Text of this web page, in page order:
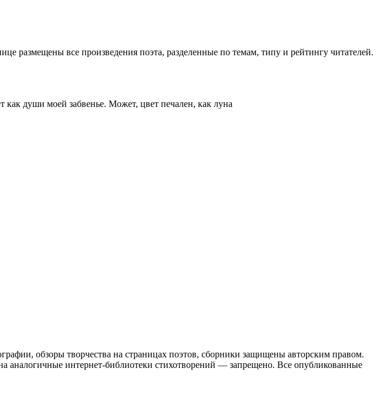
размещены все произведения поэта, разделенные по темам, типу и рейтингу читателей.
как души моей забвенье. Может, цвет печален, как луна
обзоры творчества на страницах поэтов, сборники защищены авторским правом.
аналогичные интернет-библиотеки стихотворений — запрещено. Все опубликованные